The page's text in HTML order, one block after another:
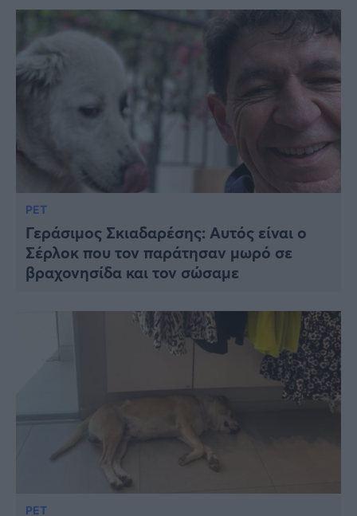
PET
Γεράσιμος Σκιαδαρέσης: Αυτός είναι ο
Σέρλοκ που τον παράτησαν μωρό σε
βραχονησίδα και τον σώσαμε
PET